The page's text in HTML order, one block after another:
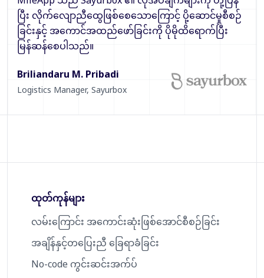
ပြီး လိုက်လျောညီထွေဖြစ်စေသောကြောင့် ပို့ဆောင်မှုစီစဉ်
ခြင်းနှင့် အကောင်အထည်ဖော်ခြင်းကို ပိုမိုထိရောက်ပြီး
မြန်ဆန်စေပါသည်။
Briliandaru M. Pribadi
Logistics Manager, Sayurbox
ထုတ်ကုန်များ
လမ်းကြောင်း အကောင်းဆုံးဖြစ်အောင်စီစဉ်ခြင်း
အချိန်နှင့်တပြေးညီ ခြေရာခံခြင်း
No-code ကွင်းဆင်းအက်ပ်